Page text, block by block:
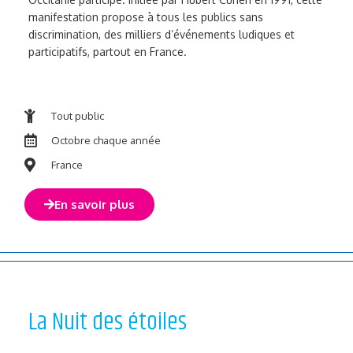
manifestation propose à tous les publics sans
discrimination, des milliers d’événements ludiques et
participatifs, partout en France.
Tout public
Octobre chaque année
France
En savoir plus
La Nuit des étoiles